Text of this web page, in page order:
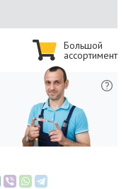
Большой
ассортимент